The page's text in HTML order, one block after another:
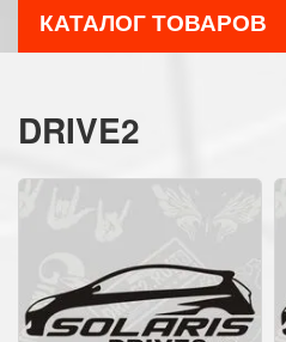
КАТАЛОГ ТОВАРОВ
DRIVE2